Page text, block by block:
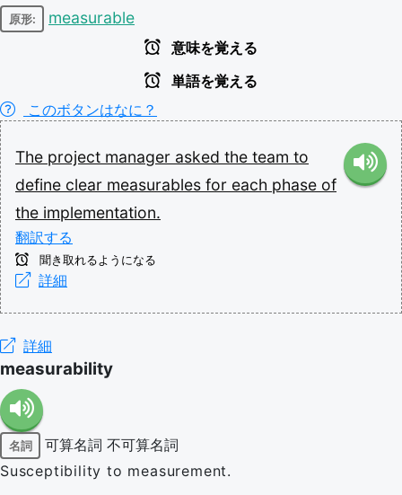
原形: measurable
意味を覚える
単語を覚える
このボタンはなに？
The project manager asked the team to
define clear measurables for each phase of
the implementation.
翻訳する
聞き取れるようになる
詳細
詳細
measurability
名詞 可算名詞 不可算名詞
Susceptibility to measurement.